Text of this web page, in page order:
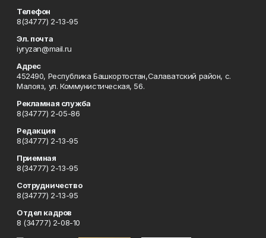
Телефон
8(34777) 2-13-95
Эл. почта
iyryzan@mail.ru
Адрес
452490, Республика Башкортостан,Салаватский район, с.
Малояз, ул. Коммунистическая, 56.
Рекламная служба
8(34777) 2-05-86
Редакция
8(34777) 2-13-95
Приемная
8(34777) 2-13-95
Сотрудничество
8(34777) 2-13-95
Отдел кадров
8 (34777) 2-08-10